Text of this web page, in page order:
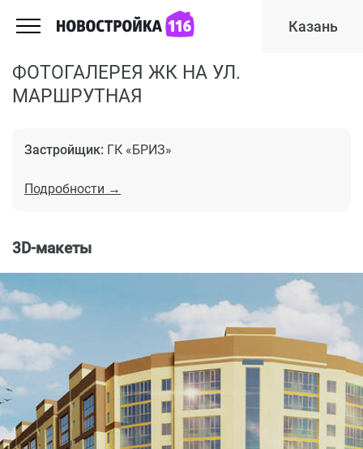
Казань
ФОТОГАЛЕРЕЯ ЖК НА УЛ.
МАРШРУТНАЯ
Застройщик: ГК «БРИЗ»
Подробности →
3D-макеты